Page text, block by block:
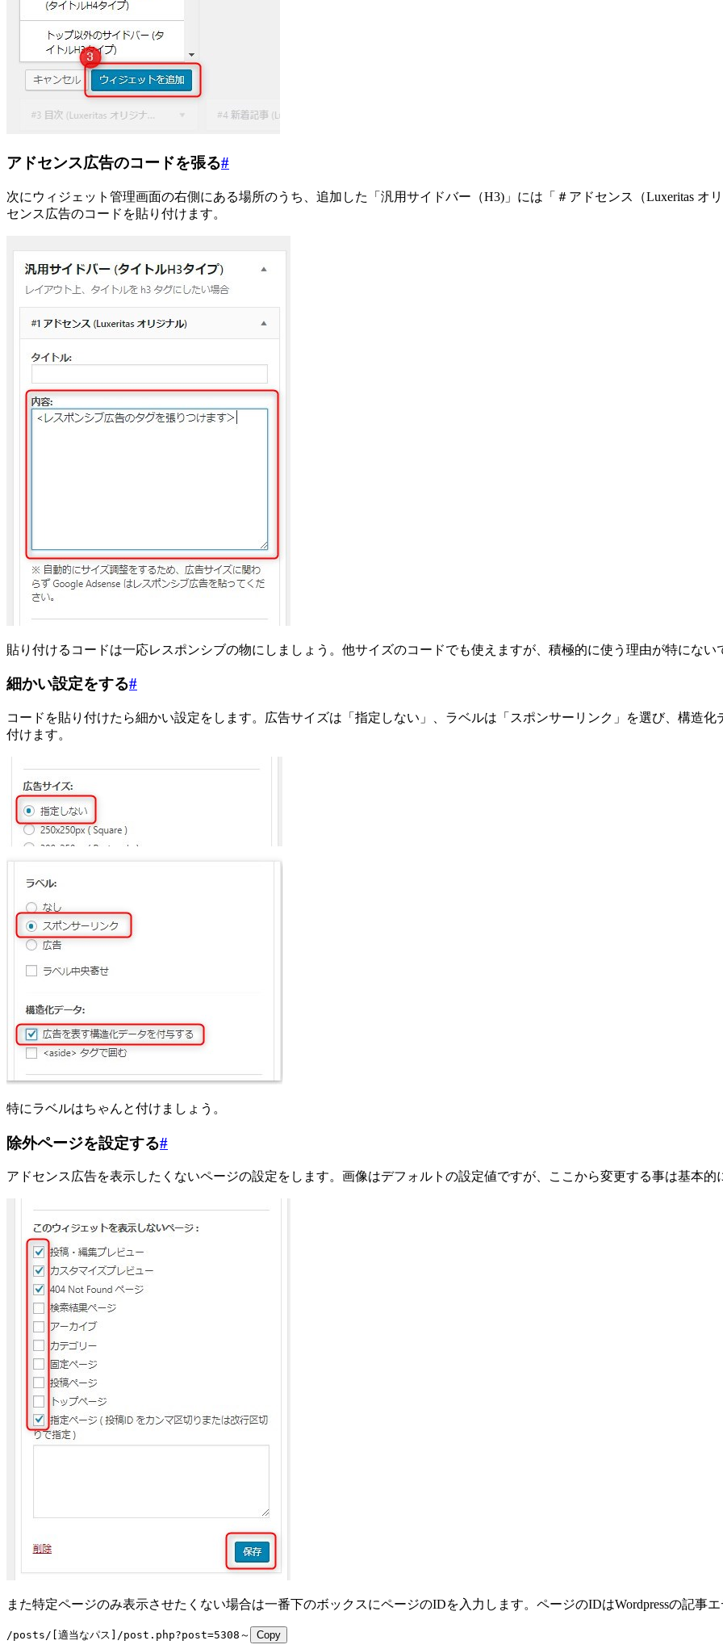
アドセンス広告のコードを張る#
次にウィジェット管理画面の右側にある場所のうち、追加した「汎用サイドバー（H3)」には「＃アドセンス（Luxeritas オ
センス広告のコードを貼り付けます。
貼り付けるコードは一応レスポンシブの物にしましょう。他サイズのコードでも使えますが、積極的に使う理由が特にない
細かい設定をする#
コードを貼り付けたら細かい設定をします。広告サイズは「指定しない」、ラベルは「スポンサーリンク」を選び、構造
付けます。
特にラベルはちゃんと付けましょう。
除外ページを設定する#
アドセンス広告を表示したくないページの設定をします。画像はデフォルトの設定値ですが、ここから変更する事は基本的
また特定ページのみ表示させたくない場合は一番下のボックスにページのIDを入力します。ページのIDはWordpressの記事
/posts/[適当なパス]/post.php?post=5308～ Copy